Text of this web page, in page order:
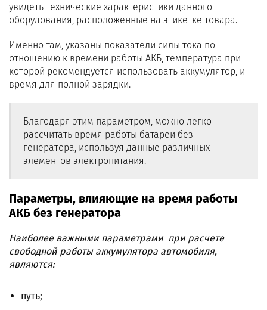
увидеть технические характеристики данного
оборудования, расположенные на этикетке товара.
Именно там, указаны показатели силы тока по
отношению к времени работы АКБ, температура при
которой рекомендуется использовать аккумулятор, и
время для полной зарядки.
Благодаря этим параметром, можно легко
рассчитать время работы батареи без
генератора, используя данные различных
элементов электропитания.
Параметры, влияющие на время работы
АКБ без генератора
Наиболее важными параметрами при расчете
свободной работы аккумулятора автомобиля,
являются:
путь;